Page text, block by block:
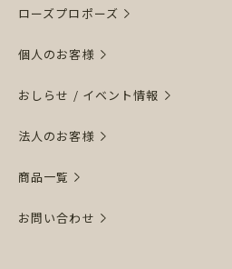
ローズプロポーズ
個人のお客様
おしらせ / イベント情報
法人のお客様
商品一覧
お問い合わせ